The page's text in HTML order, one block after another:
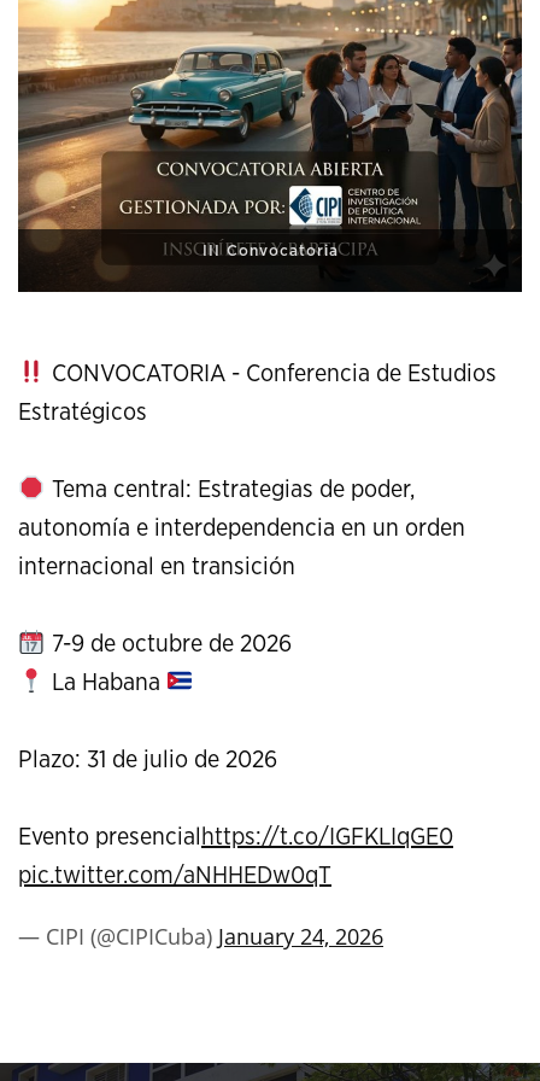
XI Conference on Strategic Studies
CONVOCATORIA - Conferencia de Estudios
Estratégicos
Tema central: Estrategias de poder,
autonomía e interdependencia en un orden
internacional en transición
7-9 de octubre de 2026
La Habana
Plazo: 31 de julio de 2026
Evento presencial https://t.co/IGFKLIqGE0
pic.twitter.com/aNHHEDw0qT
— CIPI (@CIPICuba) January 24, 2026